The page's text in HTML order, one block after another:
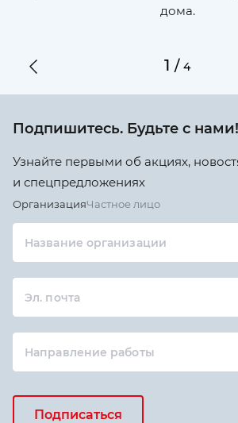
дома.
1 /4
Подпишитесь. Будьте с нами!
Узнайте первыми об акциях,
и спецпредложениях
ОрганизацияЧастное лицо
Название организации
Эл. почта
Направление работы
Подписаться